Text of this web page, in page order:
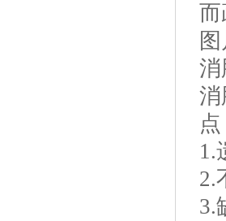
而
消
消
点
1.
2.
3.